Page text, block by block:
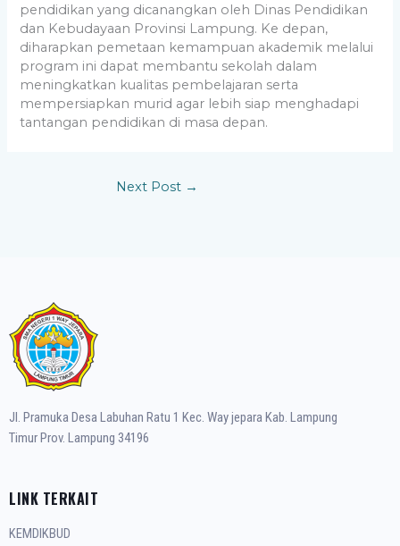
pendidikan yang dicanangkan oleh Dinas Pendidikan
dan Kebudayaan Provinsi Lampung. Ke depan,
diharapkan pemetaan kemampuan akademik melalui
program ini dapat membantu sekolah dalam
meningkatkan kualitas pembelajaran serta
mempersiapkan murid agar lebih siap menghadapi
tantangan pendidikan di masa depan.
Next Post →
Jl. Pramuka Desa Labuhan Ratu 1 Kec. Way jepara Kab. Lampung
Timur Prov. Lampung 34196
LINK TERKAIT
KEMDIKBUD